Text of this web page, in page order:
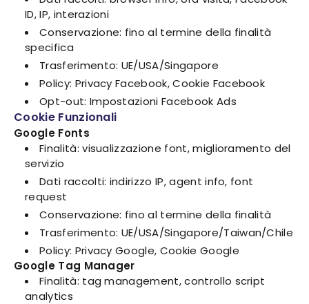
ID, IP, interazioni
Conservazione: fino al termine della finalità
specifica
Trasferimento: UE/USA/Singapore
Policy: Privacy Facebook, Cookie Facebook
Opt-out: Impostazioni Facebook Ads
Cookie Funzionali
Google Fonts
Finalità: visualizzazione font, miglioramento del
servizio
Dati raccolti: indirizzo IP, agent info, font
request
Conservazione: fino al termine della finalità
Trasferimento: UE/USA/Singapore/Taiwan/Chile
Policy: Privacy Google, Cookie Google
Google Tag Manager
Finalità: tag management, controllo script
analytics